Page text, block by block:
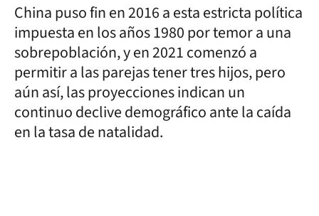
China puso fin en 2016 a esta estricta política
impuesta en los años 1980 por temor a una
sobrepoblación, y en 2021 comenzó a
permitir a las parejas tener tres hijos, pero
aún así, las proyecciones indican un
continuo declive demográfico ante la caída
en la tasa de natalidad.